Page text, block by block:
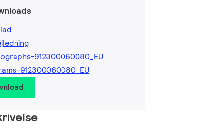
912300060080_EU
912300060080_EU